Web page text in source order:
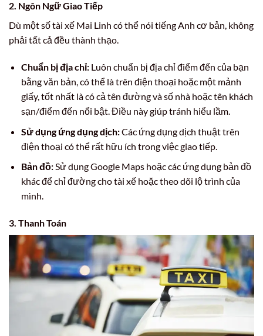
2. Ngôn Ngữ Giao Tiếp
Dù một số tài xế Mai Linh có thể nói tiếng Anh cơ bản, không
phải tất cả đều thành thạo.
Chuẩn bị địa chỉ:Luôn chuẩn bị địa chỉ điểm đến của bạn
bằng văn bản, có thể là trên điện thoại hoặc một mảnh
giấy, tốt nhất là có cả tên đường và số nhà hoặc tên khách
sạn/điểm đến nổi bật. Điều này giúp tránh hiểu lầm.
Sử dụng ứng dụng dịch:Các ứng dụng dịch thuật trên
điện thoại có thể rất hữu ích trong việc giao tiếp.
Bản đồ:Sử dụng Google Maps hoặc các ứng dụng bản đồ
khác để chỉ đường cho tài xế hoặc theo dõi lộ trình của
mình.
3. Thanh Toán